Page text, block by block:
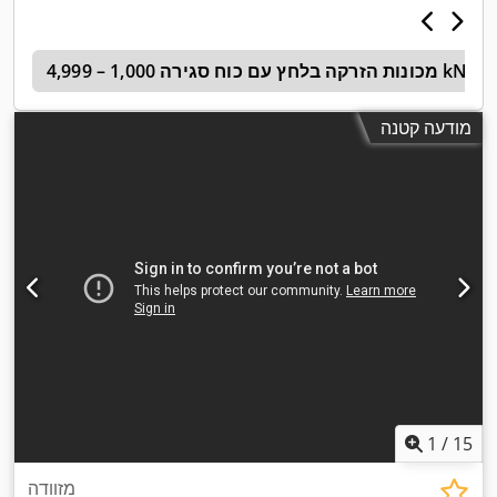
מכונות הזרקה בלחץ עם כוח סגירה 1,000 – 4,999 kN
מודעה קטנה
1 / 15
מזוודה